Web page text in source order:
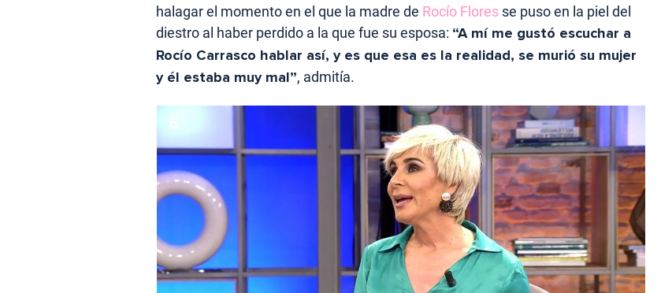
halagar el momento en el que la madre de Rocío Flores se puso en la piel del
diestro al haber perdido a la que fue su esposa: “A mí me gustó escuchar a
Rocío Carrasco hablar así, y es que esa es la realidad, se murió su mujer
y él estaba muy mal”, admitía.